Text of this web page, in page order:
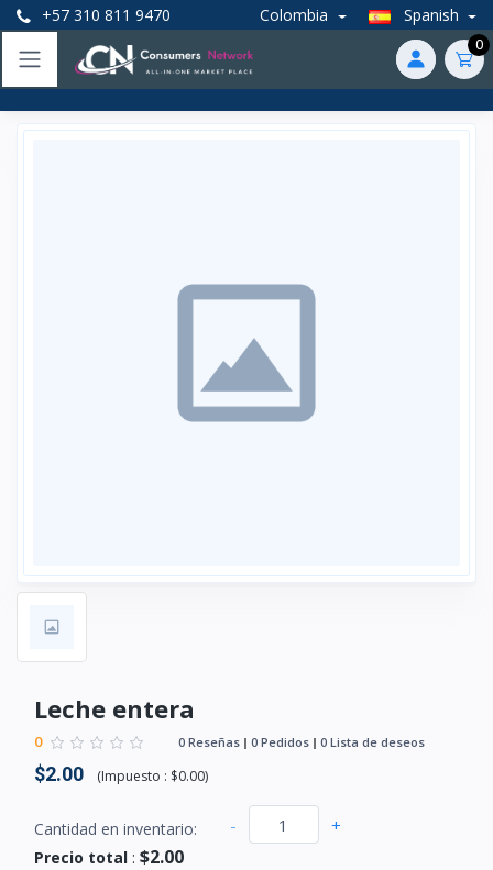
+57 310 811 9470 Colombia Spanish
0
Leche entera
0 0 Reseñas 0 Pedidos 0 Lista de deseos
$2.00 (Impuesto : $0.00)
Cantidad en inventario: - +
Precio total : $2.00